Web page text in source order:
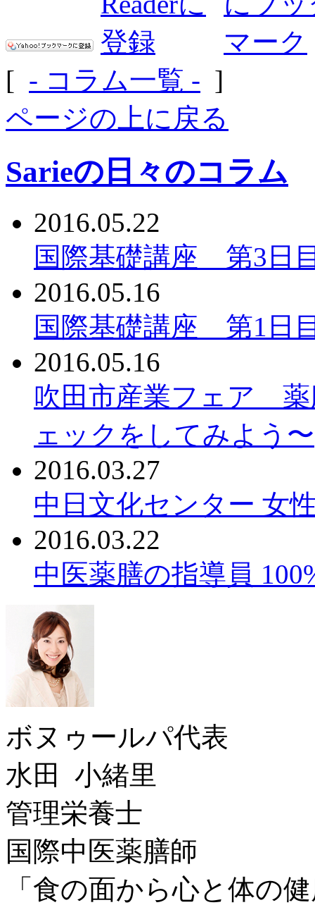
[ - コラム一覧 - ]
ページの上に戻る
Sarieの日々のコラム
2016.05.22
国際基礎講座 第3日
2016.05.16
国際基礎講座 第1日
2016.05.16
吹田市産業フェア 薬
ェックをしてみよう〜
2016.03.27
中日文化センター 女
2016.03.22
中医薬膳の指導員
ボヌゥールパ代表
水田 小緒里
管理栄養士
国際中医薬膳師
「食の面から心と体の